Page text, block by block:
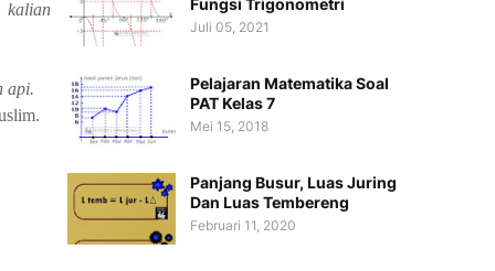
kalian
api.
Fungsi Trigonometri
Juli 05, 2021
Pelajaran Matematika Soal
PAT Kelas 7
Mei 15, 2018
Panjang Busur, Luas Juring
Dan Luas Tembereng
Februari 11, 2020